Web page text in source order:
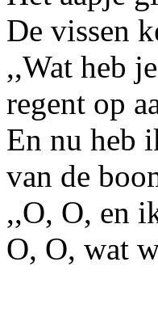
De vissen
,,Wat heb
regent op
En nu heb
van de
,,O, O, en
O, O, wat